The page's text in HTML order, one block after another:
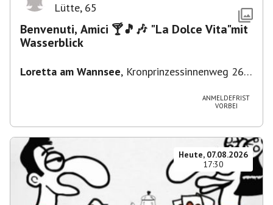
Lütte, 65
Benvenuti, Amici 🍸🎵🎶 "La Dolce Vita"mit
Wasserblick
Loretta am Wannsee, Kronprinzessinnenweg 260,
ANMELDEFRIST
VORBEI
Heute, 07.08.2026
17:30